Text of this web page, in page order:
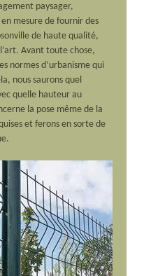
paysager,
en mesure de fournir des
de haute qualité,
Avant toute chose,
normes d’urbanisme qui
nous saurons quel
quelle hauteur au
la pose même de la
et ferons en sorte de